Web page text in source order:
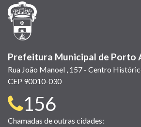
janela)
Prefeitura Municipal de Porto
Rua João Manoel , 157 - Centro
CEP 90010-030
Telefone
156
Chamadas de outras cidades: